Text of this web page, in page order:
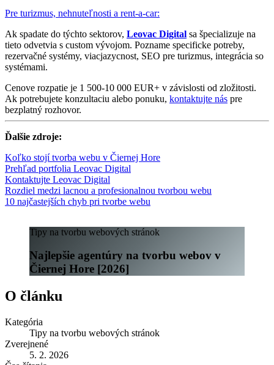
Pre turizmus, nehnuteľnosti a rent-a-car:
Ak spadate do týchto sektorov, Leovac Digital sa špecializuje na
tieto odvetvia s custom vývojom. Pozname specificke potreby,
rezervačné systémy, viacjazycnost, SEO pre turizmus, integrácia so
systémami.
Cenove rozpatie je 1 500-10 000 EUR+ v závislosti od zložitosti.
Ak potrebujete konzultaciu alebo ponuku, kontaktujte nás pre
bezplatný rozhovor.
Ďalšie zdroje:
Koľko stojí tvorba webu v Čiernej Hore
Prehľad portfolia Leovac Digital
Kontaktujte Leovac Digital
Rozdiel medzi lacnou a profesionalnou tvorbou webu
10 najčastejších chyb pri tvorbe webu
Tipy na tvorbu webových stránok
Najlepšie agentúry na tvorbu webov v
Čiernej Hore [2026]
O článku
Kategória
Tipy na tvorbu webových stránok
Zverejnené
5. 2. 2026